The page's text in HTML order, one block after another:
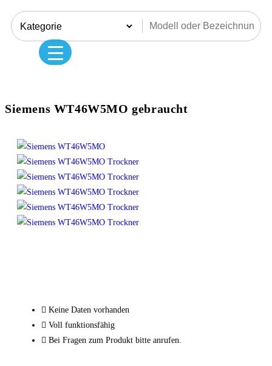
Siemens WT46W5MO gebraucht
Keine Daten vorhanden
Voll funktionsfähig
Bei Fragen zum Produkt bitte anrufen.